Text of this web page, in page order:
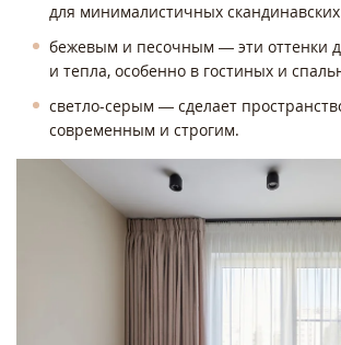
для минималистичных
бежевым и песочным — эти оттенки
и тепла, особенно в гостиных и
светло-серым — сделает
современным и строгим.